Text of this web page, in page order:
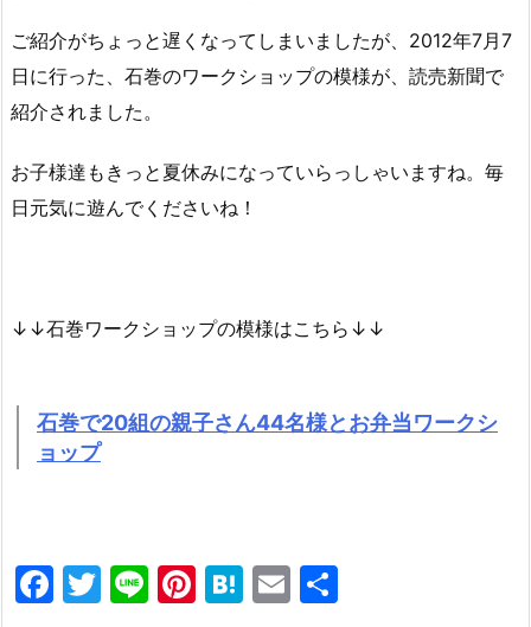
ご紹介がちょっと遅くなってしまいましたが、2012年7月7
日に行った、石巻のワークショップの模様が、読売新聞で
紹介されました。
お子様達もきっと夏休みになっていらっしゃいますね。毎
日元気に遊んでくださいね！
↓↓石巻ワークショップの模様はこちら↓↓
石巻で20組の親子さん44名様とお弁当ワークシ
ョップ
F
T
Li Pi H
E